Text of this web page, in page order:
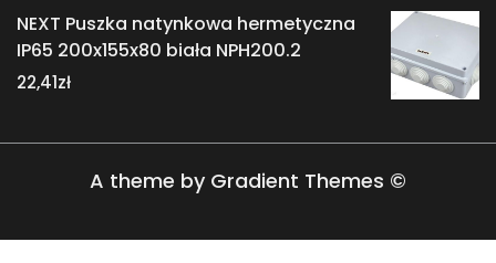
NEXT Puszka natynkowa hermetyczna
IP65 200x155x80 biała NPH200.2
22,41zł
A theme by Gradient Themes ©